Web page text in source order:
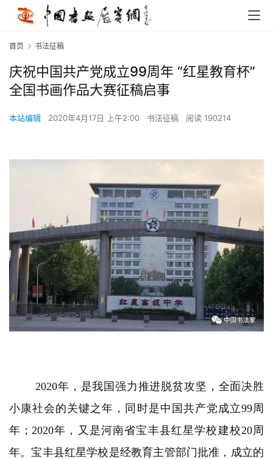
首页 书法征稿
庆祝中国共产党成立99周年 “红星教育杯”
全国书画作品大赛征稿启事
本站编辑 2020年4月17日 上午2:00 书法征稿 阅读 190214
2020年，是我国强力推进脱贫攻坚，全面决胜
小康社会的关键之年，同时是中国共产党成立99周
年；2020年，又是河南省宝丰县红星学校建校20周
年。宝丰县红星学校是经教育主管部门批准，成立的